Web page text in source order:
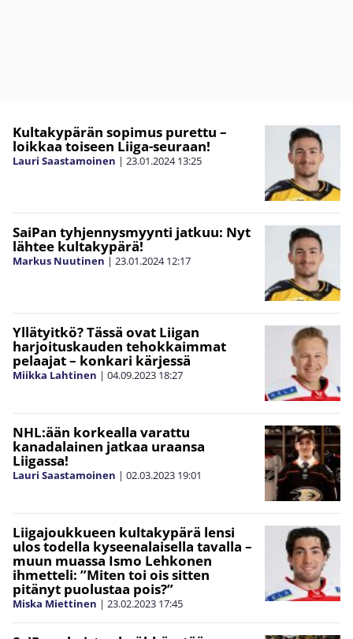
Kultakypärän sopimus purettu –
loikkaa toiseen Liiga-seuraan!
Lauri Saastamoinen | 23.01.2024 13:25
SaiPan tyhjennysmyynti jatkuu: Nyt
lähtee kultakypärä!
Markus Nuutinen | 23.01.2024 12:17
Yllätyitkö? Tässä ovat Liigan
harjoituskauden tehokkaimmat
pelaajat – konkari kärjessä
Miikka Lahtinen | 04.09.2023 18:27
NHL:ään korkealla varattu
kanadalainen jatkaa uraansa
Liigassa!
Lauri Saastamoinen | 02.03.2023 19:01
Liigajoukkueen kultakypärä lensi
ulos todella kyseenalaisella tavalla –
muun muassa Ismo Lehkonen
ihmetteli: ”Miten toi ois sitten
pitänyt puolustaa pois?”
Miska Miettinen | 23.02.2023 17:45